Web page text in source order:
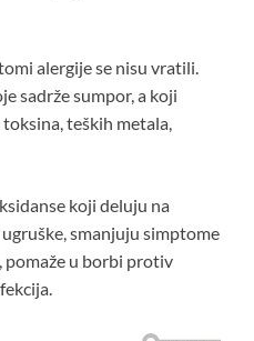
alergije se nisu vratili.
sadrže sumpor, a koji
teških metala,
koji deluju na
smanjuju simptome
u borbi protiv